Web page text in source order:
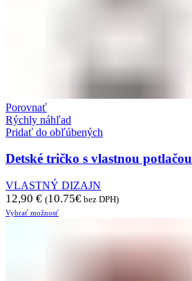
Porovnať
Rýchly náhľad
Pridať do obľúbených
Detské tričko s vlastnou potlačou
VLASTNÝ DIZAJN
12,90 € (10.75€ bez DPH)
Vybrať možnosť